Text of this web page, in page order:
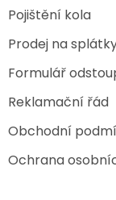
Pojištění kola
Prodej na splátky
Formulář
Reklamační řád
Obchodní
Ochrana